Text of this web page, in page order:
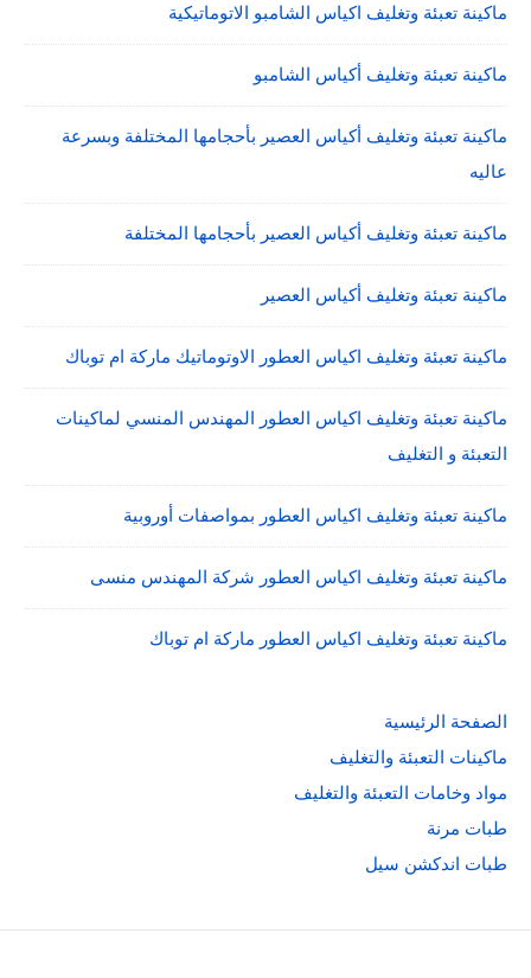
ماكينة تعبئة وتغليف اكياس الشامبو الاتوماتيكية
ماكينة تعبئة وتغليف أكياس الشامبو
ماكينة تعبئة وتغليف أكياس العصير بأحجامها المختلفة وبسرعة
عاليه
ماكينة تعبئة وتغليف أكياس العصير بأحجامها المختلفة
ماكينة تعبئة وتغليف أكياس العصير
ماكينة تعبئة وتغليف اكياس العطور الاوتوماتيك ماركة ام توباك
ماكينة تعبئة وتغليف اكياس العطور المهندس المنسي لماكينات
التعبئة و التغليف
ماكينة تعبئة وتغليف اكياس العطور بمواصفات أوروبية
ماكينة تعبئة وتغليف اكياس العطور شركة المهندس منسى
ماكينة تعبئة وتغليف اكياس العطور ماركة ام توباك
الصفحة الرئيسية
ماكينات التعبئة والتغليف
مواد وخامات التعبئة والتغليف
طبات مرنة
طبات اندكشن سيل